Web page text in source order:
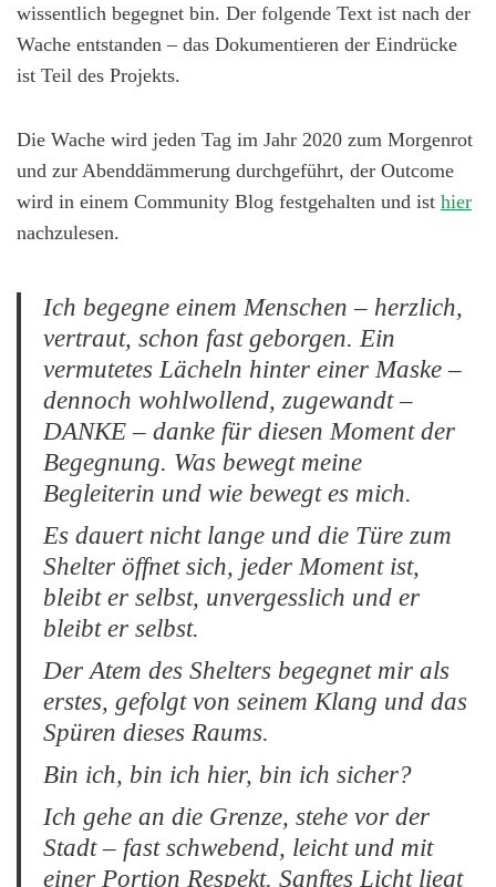
wissentlich begegnet bin. Der folgende Text ist nach der
Wache entstanden – das Dokumentieren der Eindrücke
ist Teil des Projekts.
Die Wache wird jeden Tag im Jahr 2020 zum Morgenrot
und zur Abenddämmerung durchgeführt, der Outcome
wird in einem Community Blog festgehalten und ist hier
nachzulesen.
Ich begegne einem Menschen – herzlich,
vertraut, schon fast geborgen. Ein
vermutetes Lächeln hinter einer Maske –
dennoch wohlwollend, zugewandt –
DANKE – danke für diesen Moment der
Begegnung. Was bewegt meine
Begleiterin und wie bewegt es mich.
Es dauert nicht lange und die Türe zum
Shelter öffnet sich, jeder Moment ist,
bleibt er selbst, unvergesslich und er
bleibt er selbst.
Der Atem des Shelters begegnet mir als
erstes, gefolgt von seinem Klang und das
Spüren dieses Raums.
Bin ich, bin ich hier, bin ich sicher?
Ich gehe an die Grenze, stehe vor der
Stadt – fast schwebend, leicht und mit
einer Portion Respekt. Sanftes Licht liegt